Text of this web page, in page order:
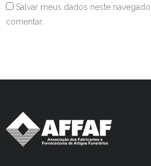
Salvar meus dados neste
comentar.